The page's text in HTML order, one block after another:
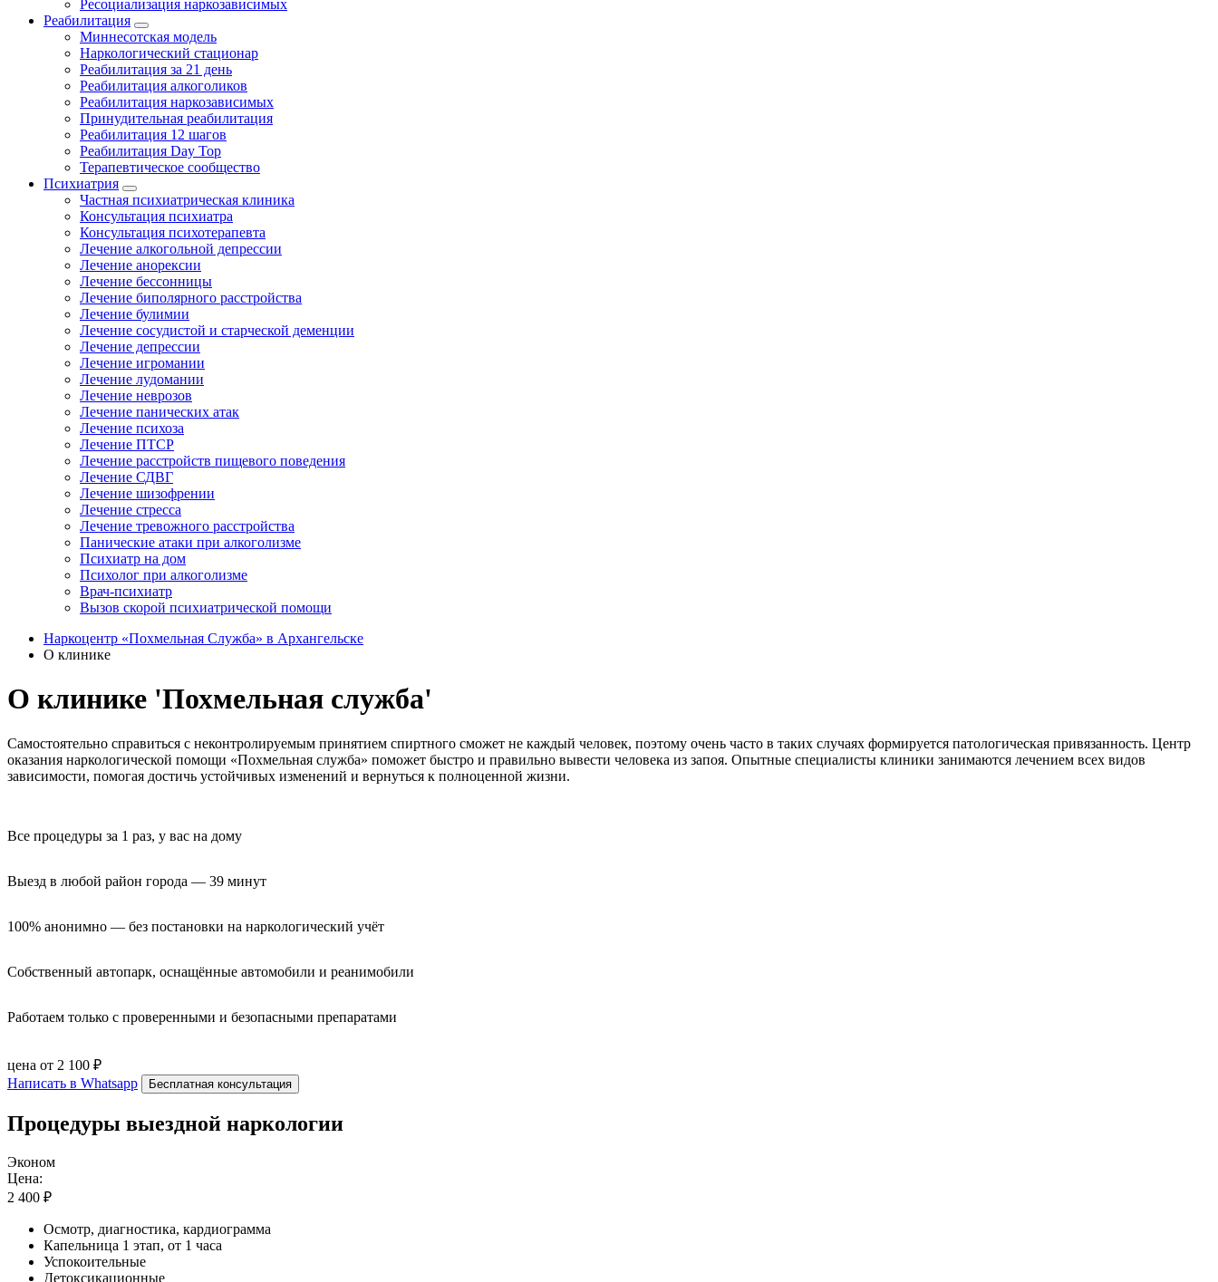
Ресоциализация наркозависимых
Реабилитация
Миннесотская модель
Наркологический стационар
Реабилитация за 21 день
Реабилитация алкоголиков
Реабилитация наркозависимых
Принудительная реабилитация
Реабилитация 12 шагов
Реабилитация Day Top
Терапевтическое сообщество
Психиатрия
Частная психиатрическая клиника
Консультация психиатра
Консультация психотерапевта
Лечение алкогольной депрессии
Лечение анорексии
Лечение бессонницы
Лечение биполярного расстройства
Лечение булимии
Лечение сосудистой и старческой деменции
Лечение депрессии
Лечение игромании
Лечение лудомании
Лечение неврозов
Лечение панических атак
Лечение психоза
Лечение ПТСР
Лечение расстройств пищевого поведения
Лечение СДВГ
Лечение шизофрении
Лечение стресса
Лечение тревожного расстройства
Панические атаки при алкоголизме
Психиатр на дом
Психолог при алкоголизме
Врач-психиатр
Вызов скорой психиатрической помощи
Наркоцентр «Похмельная Служба» в Архангельске
О клинике
О клинике 'Похмельная служба'
Самостоятельно справиться с неконтролируемым принятием спиртного сможет не каждый человек, поэтому очень часто в таких случаях формируется патологическая привязанность. Центр
оказания наркологической помощи «Похмельная служба» поможет быстро и правильно вывести человека из запоя. Опытные специалисты клиники занимаются лечением всех видов
зависимости, помогая достичь устойчивых изменений и вернуться к полноценной жизни.
Все процедуры за 1 раз, у вас на дому
Выезд в любой район города — 39 минут
100% анонимно — без постановки на наркологический учёт
Собственный автопарк, оснащённые автомобили и реанимобили
Работаем только с проверенными и безопасными препаратами
цена от 2 100 ₽
Написать в Whatsapp
Бесплатная консультация
Процедуры выездной наркологии
Эконом
Цена:
2 400 ₽
Осмотр, диагностика, кардиограмма
Капельница 1 этап, от 1 часа
Успокоительные
Детоксикационные